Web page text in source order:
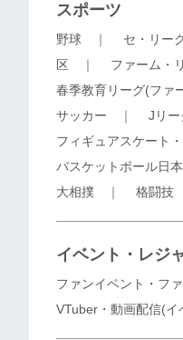
スポーツ
野球 ｜ セ・リー
区 ｜ ファーム・
春季教育リーグ(ファ
サッカー ｜ Jリー
フィギュアスケート
バスケットボール日
大相撲 ｜ 格闘技
イベント・レジ
ファンイベント・フ
VTuber・動画配信(イ